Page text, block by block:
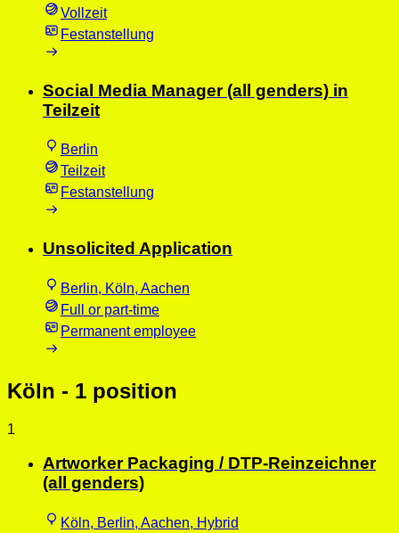
Vollzeit
Festanstellung
Social Media Manager (all genders) in
Teilzeit
Berlin
Teilzeit
Festanstellung
Unsolicited Application
Berlin, Köln, Aachen
Full or part-time
Permanent employee
Köln - 1 position
1
Artworker Packaging / DTP-Reinzeichner
(all genders)
Köln, Berlin, Aachen, Hybrid